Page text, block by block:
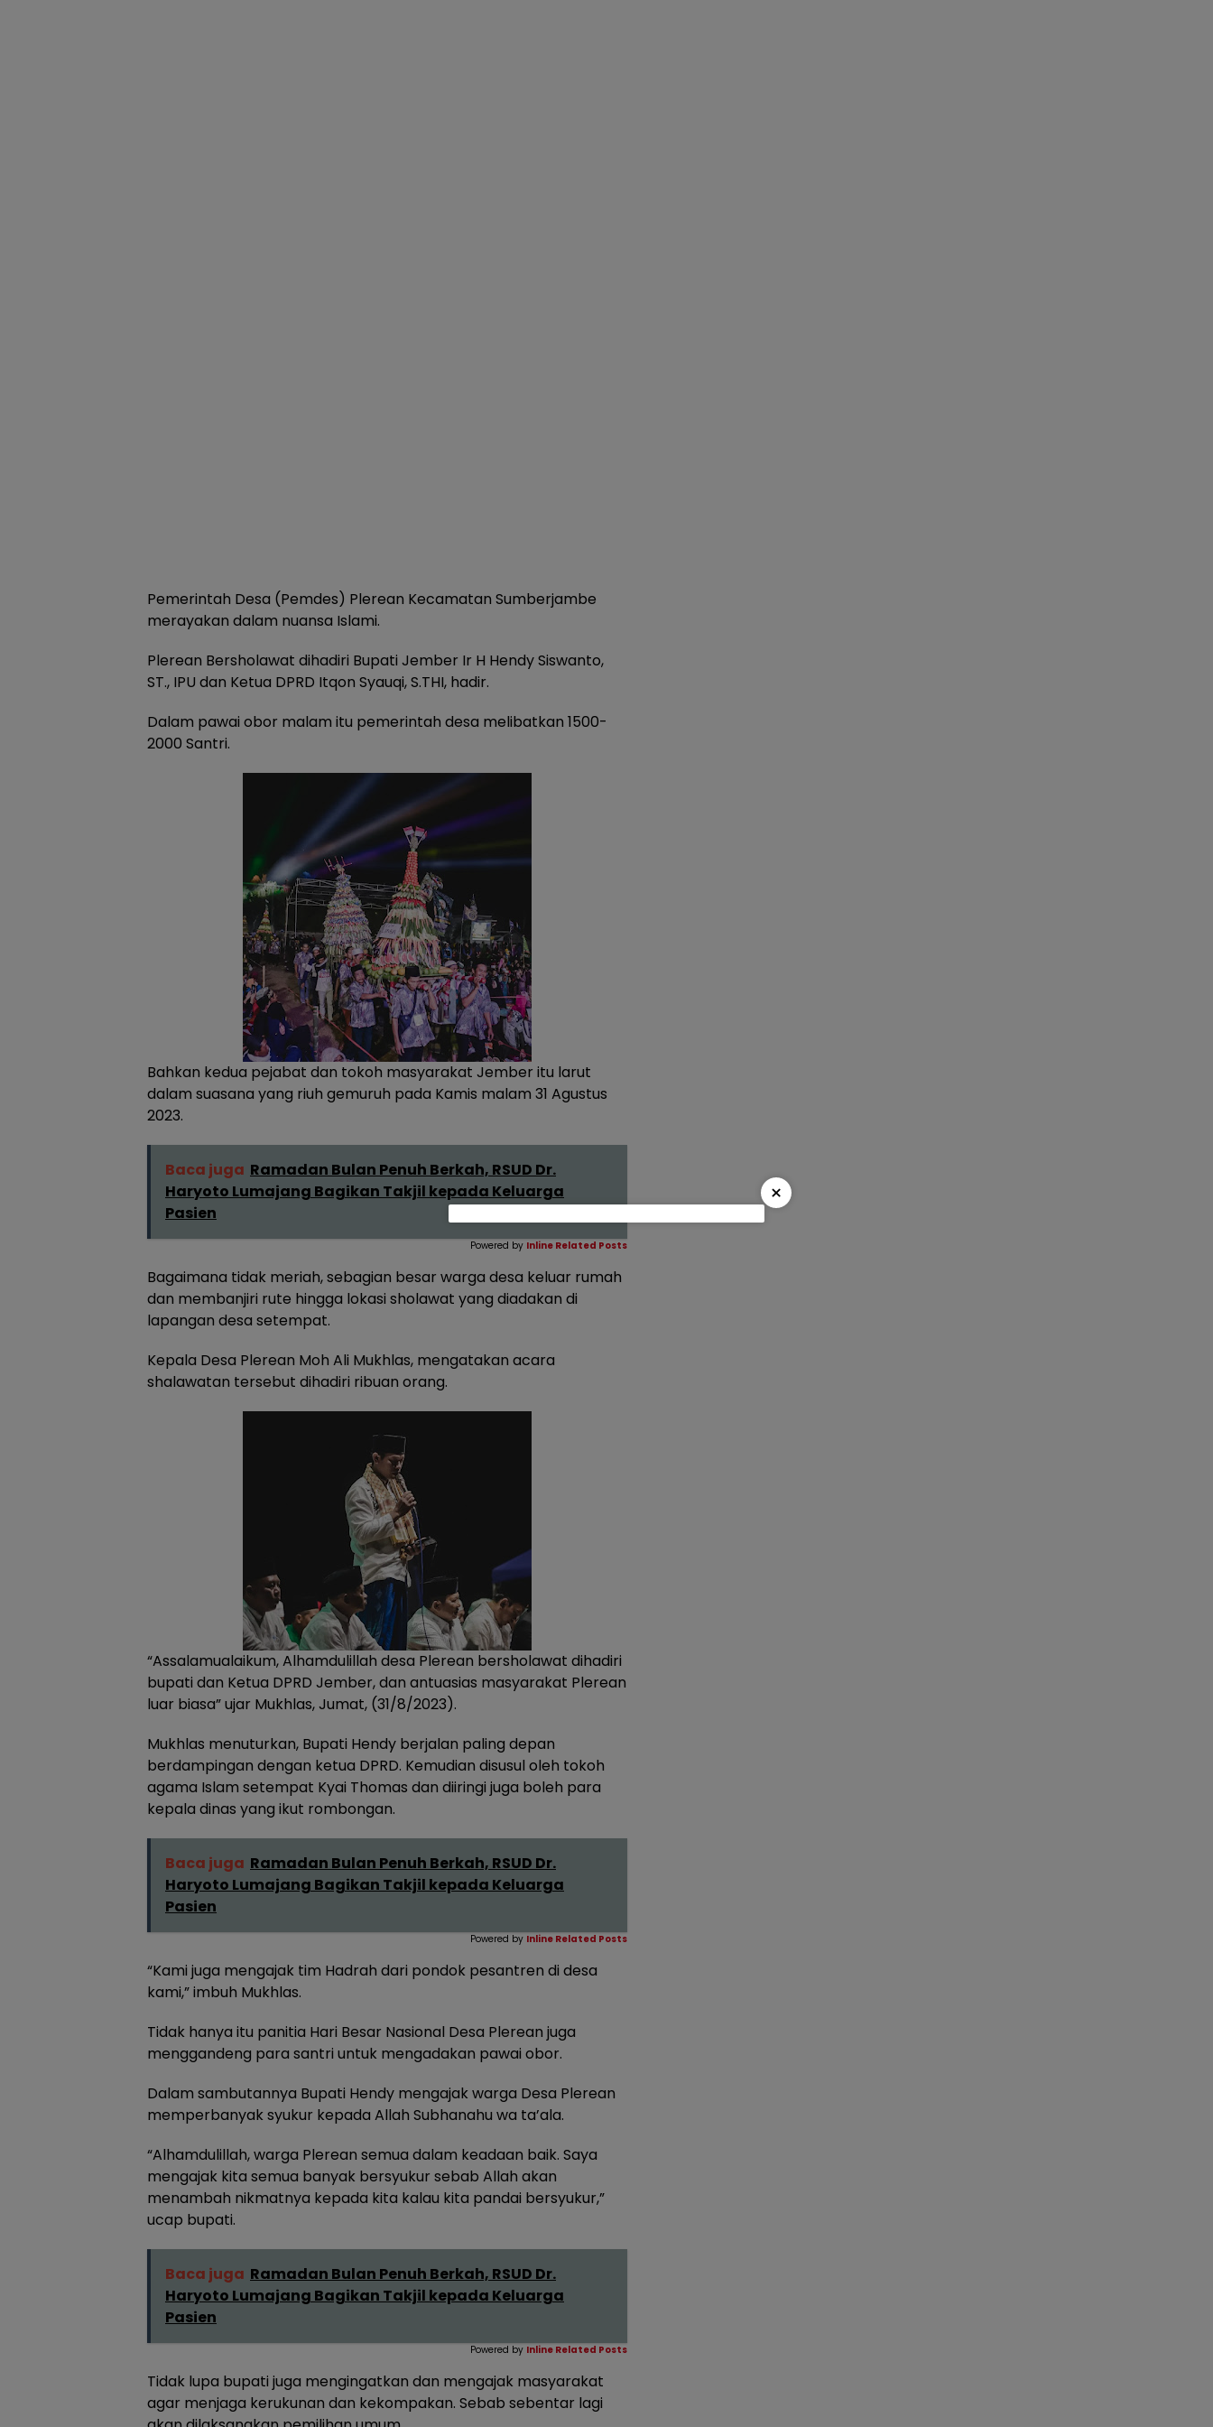
Pemerintah Desa (Pemdes) Plerean Kecamatan Sumberjambe
merayakan dalam nuansa Islami.
Plerean Bersholawat dihadiri Bupati Jember Ir H Hendy Siswanto,
ST., IPU dan Ketua DPRD Itqon Syauqi, S.THI, hadir.
Dalam pawai obor malam itu pemerintah desa melibatkan 1500-
2000 Santri.
Bahkan kedua pejabat dan tokoh masyarakat Jember itu larut
dalam suasana yang riuh gemuruh pada Kamis malam 31 Agustus
2023.
Baca juga Ramadan Bulan Penuh Berkah, RSUD Dr.
Haryoto Lumajang Bagikan Takjil kepada Keluarga
Pasien
Powered by Inline Related Posts
Bagaimana tidak meriah, sebagian besar warga desa keluar rumah
dan membanjiri rute hingga lokasi sholawat yang diadakan di
lapangan desa setempat.
Kepala Desa Plerean Moh Ali Mukhlas, mengatakan acara
shalawatan tersebut dihadiri ribuan orang.
“Assalamualaikum, Alhamdulillah desa Plerean bersholawat dihadiri
bupati dan Ketua DPRD Jember, dan antuasias masyarakat Plerean
luar biasa” ujar Mukhlas, Jumat, (31/8/2023).
Mukhlas menuturkan, Bupati Hendy berjalan paling depan
berdampingan dengan ketua DPRD. Kemudian disusul oleh tokoh
agama Islam setempat Kyai Thomas dan diiringi juga boleh para
kepala dinas yang ikut rombongan.
Baca juga Ramadan Bulan Penuh Berkah, RSUD Dr.
Haryoto Lumajang Bagikan Takjil kepada Keluarga
Pasien
Powered by Inline Related Posts
“Kami juga mengajak tim Hadrah dari pondok pesantren di desa
kami,” imbuh Mukhlas.
Tidak hanya itu panitia Hari Besar Nasional Desa Plerean juga
menggandeng para santri untuk mengadakan pawai obor.
Dalam sambutannya Bupati Hendy mengajak warga Desa Plerean
memperbanyak syukur kepada Allah Subhanahu wa ta’ala.
“Alhamdulillah, warga Plerean semua dalam keadaan baik. Saya
mengajak kita semua banyak bersyukur sebab Allah akan
menambah nikmatnya kepada kita kalau kita pandai bersyukur,”
ucap bupati.
Baca juga Ramadan Bulan Penuh Berkah, RSUD Dr.
Haryoto Lumajang Bagikan Takjil kepada Keluarga
Pasien
Powered by Inline Related Posts
Tidak lupa bupati juga mengingatkan dan mengajak masyarakat
agar menjaga kerukunan dan kekompakan. Sebab sebentar lagi
×